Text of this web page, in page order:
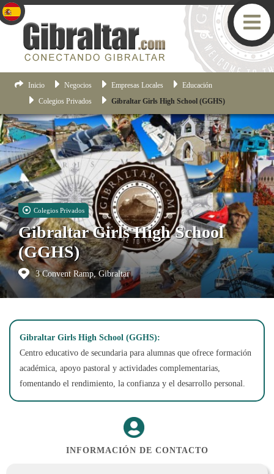
Inicio Negocios Empresas Locales
Educación
Colegios Privados
Gibraltar Girls High School (GGHS)
Colegios Privados
Gibraltar Girls High School
(GGHS)
3 Convent Ramp, Gibraltar
Gibraltar Girls High School (GGHS):
Centro educativo de secundaria para alumnas que ofrece formación
académica, apoyo pastoral y actividades complementarias,
fomentando el rendimiento, la confianza y el desarrollo personal.
INFORMACIÓN DE CONTACTO